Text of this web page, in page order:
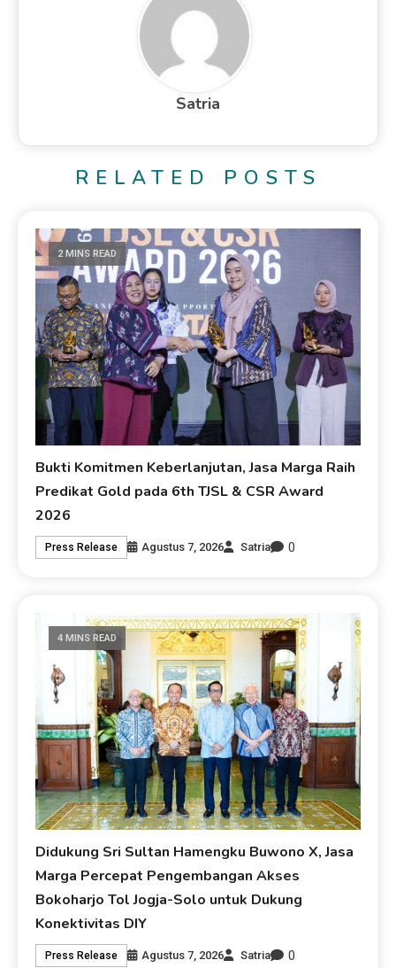
Satria
RELATED POSTS
2 MINS READ
Bukti Komitmen Keberlanjutan, Jasa Marga Raih
Predikat Gold pada 6th TJSL & CSR Award
2026
Press Release Agustus 7, 2026 Satria 0
4 MINS READ
Didukung Sri Sultan Hamengku Buwono X, Jasa
Marga Percepat Pengembangan Akses
Bokoharjo Tol Jogja-Solo untuk Dukung
Konektivitas DIY
Press Release Agustus 7, 2026 Satria 0